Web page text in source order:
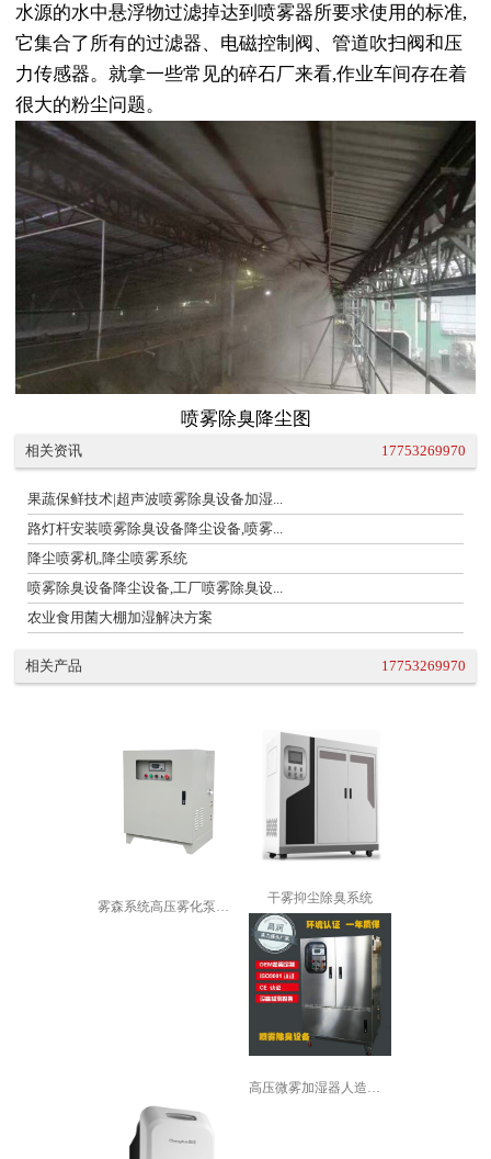
水源的水中悬浮物过滤掉达到喷雾器所要求使用的标准,
它集合了所有的过滤器、电磁控制阀、管道吹扫阀和压
力传感器。就拿一些常见的碎石厂来看,作业车间存在着
很大的粉尘问题。
喷雾除臭降尘图
相关资讯 17753269970
果蔬保鲜技术|超声波喷雾除臭设备加湿...
路灯杆安装喷雾除臭设备降尘设备,喷雾...
降尘喷雾机,降尘喷雾系统
喷雾除臭设备降尘设备,工厂喷雾除臭设...
农业食用菌大棚加湿解决方案
相关产品 17753269970
雾森系统高压雾化泵厂房降温加湿园林景...
干雾抑尘除臭系统